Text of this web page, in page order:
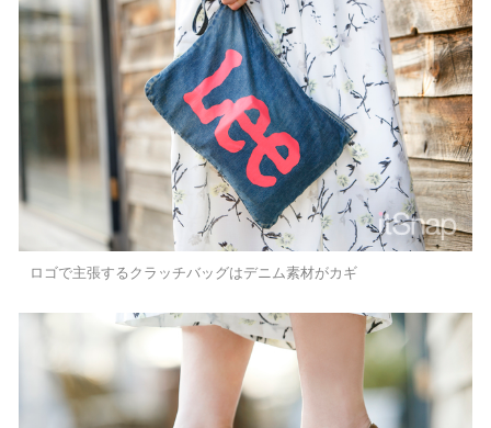
ロゴで主張するクラッチバッグはデニム素材がカギ